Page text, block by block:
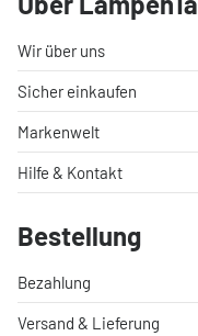
Wir über uns
Sicher einkaufen
Markenwelt
Hilfe & Kontakt
Bestellung
Bezahlung
Versand & Lieferung